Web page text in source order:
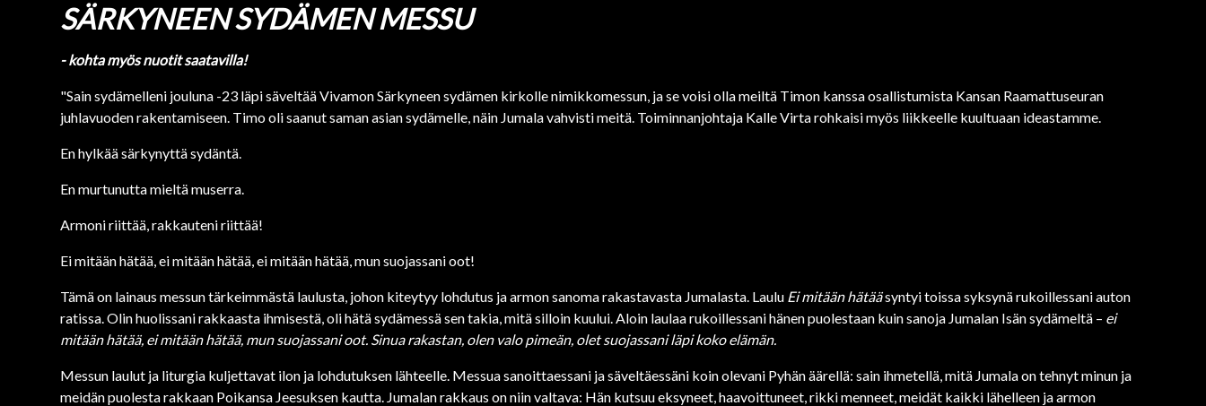
SÄRKYNEEN SYDÄMEN MESSU
- kohta myös nuotit saatavilla!
"Sain sydämelleni jouluna -23 läpi säveltää Vivamon Särkyneen sydämen kirkolle nimikkomessun, ja se voisi olla meiltä Timon kanssa osallistumista Kansan Raamattuseuran
juhlavuoden rakentamiseen. Timo oli saanut saman asian sydämelle, näin Jumala vahvisti meitä. Toiminnanjohtaja Kalle Virta rohkaisi myös liikkeelle kuultuaan ideastamme.
En hylkää särkynyttä sydäntä.
En murtunutta mieltä muserra.
Armoni riittää, rakkauteni riittää!
Ei mitään hätää, ei mitään hätää, ei mitään hätää, mun suojassani oot!
Tämä on lainaus messun tärkeimmästä laulusta, johon kiteytyy lohdutus ja armon sanoma rakastavasta Jumalasta. Laulu Ei mitään hätääsyntyi toissa syksynä rukoillessani auton
ratissa. Olin huolissani rakkaasta ihmisestä, oli hätä sydämessä sen takia, mitä silloin kuului. Aloin laulaa rukoillessani hänen puolestaan kuin sanoja Jumalan Isän sydämeltä – ei
mitään hätää, ei mitään hätää, mun suojassani oot. Sinua rakastan, olen valo pimeän, olet suojassani läpi koko elämän.
Messun laulut ja liturgia kuljettavat ilon ja lohdutuksen lähteelle. Messua sanoittaessani ja säveltäessäni koin olevani Pyhän äärellä: sain ihmetellä, mitä Jumala on tehnyt minun ja
meidän puolesta rakkaan Poikansa Jeesuksen kautta. Jumalan rakkaus on niin valtava: Hän kutsuu eksyneet, haavoittuneet, rikki menneet, meidät kaikki lähelleen ja armon